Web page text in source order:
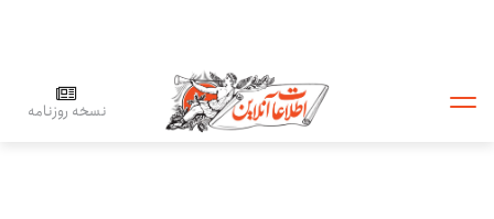
نسخه روزنامه